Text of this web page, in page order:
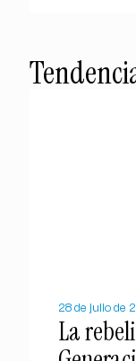
28 de julio de
La